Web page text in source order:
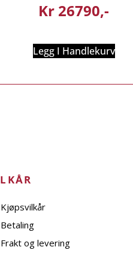
Kr 26790
Legg I Handlekurv
Kjøpsvilkår
Betaling
Frakt og levering